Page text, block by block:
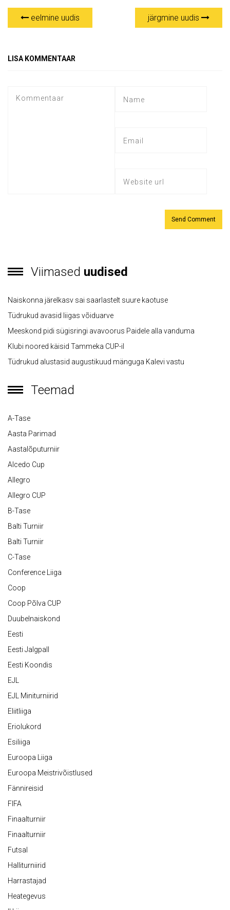
eelmine uudis järgmine uudis
LISA KOMMENTAAR
Viimased uudised
Naiskonna järelkasv sai saarlastelt suure kaotuse
Tüdrukud avasid liigas võiduarve
Meeskond pidi sügisringi avavoorus Paidele alla vanduma
Klubi noored käisid Tammeka CUP-il
Tüdrukud alustasid augustikuud mänguga Kalevi vastu
Teemad
A-Tase
Aasta Parimad
Aastalõputurniir
Alcedo Cup
Allegro
Allegro CUP
B-Tase
Balti Turniir
Balti Turniir
C-Tase
Conference Liiga
Coop
Coop Põlva CUP
Duubelnaiskond
Eesti
Eesti Jalgpall
Eesti Koondis
EJL
EJL Miniturniirid
Eliitliiga
Eriolukord
Esiliiga
Euroopa Liiga
Euroopa Meistrivõistlused
Fännireisid
FIFA
Finaalturniir
Finaalturniir
Futsal
Halliturniirid
Harrastajad
Heategevus